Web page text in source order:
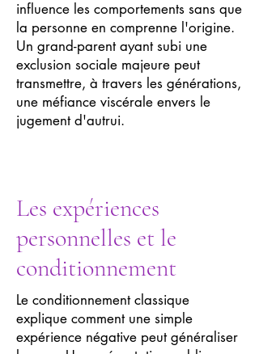
influence les comportements sans que
la personne en comprenne l'origine.
Un grand-parent ayant subi une
exclusion sociale majeure peut
transmettre, à travers les générations,
une méfiance viscérale envers le
jugement d'autrui.
Les expériences
personnelles et le
conditionnement
Le conditionnement classique
explique comment une simple
expérience négative peut généraliser